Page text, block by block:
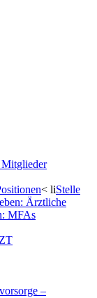
Mitglieder
< liStelle
Ärztliche
MFAs
–